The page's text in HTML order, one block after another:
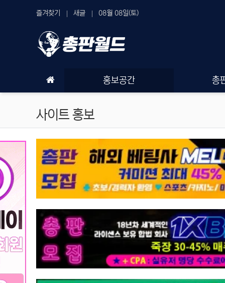
상단 네비즐겨찾기 새글 08월 08일(토)
홍보공간 총
사이트 홍보